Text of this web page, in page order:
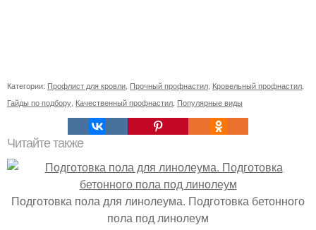
Категории: Профлист для кровли Прочный профнастил Кровельный профнастил
Гайды по подбору Качественный профнастил Популярные виды
Читайте также
Подготовка пола для линолеума. Подготовка бетонного
пола под линолеум